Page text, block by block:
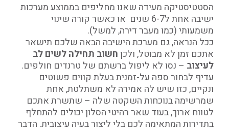
הסטטיסטיקה מעידה שאנו מחליפים בממוצע מערכות
ישיבה אחת ל6-7 שנים או כאשר קורה שינוי
משמעותי (כמו מעבר דירה, למשל).
ככל הנראה, גם מערכת הישיבה הבאה שלכם תישאר
אתכם זמן לא מבוטל, ולכןחשוב תחילה לשים לב
לעיצוב – נסו לא ליפול ברשתם של טרנדים חולפים.
עדיף לבחור ספה על-זמנית בעלת קווים פשוטים
ונקיים, כזו שיש לה אמירה לא משתלטת, אחת
שמרשימה בנוכחות השקטה שלה – שתשרת אתכם
לטווח ארוך, בעוד שאר רהיטי הסלון יכולים להתחלף
בתדירות המתאימה לכם בלי ליצור בעיה עיצובית. הדבר